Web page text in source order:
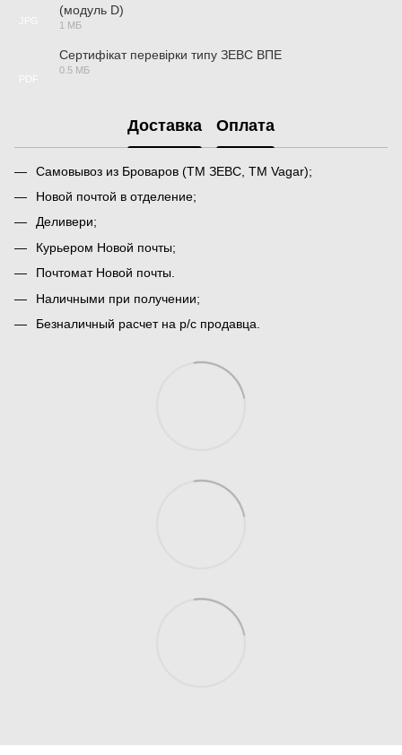
(модуль D)
1 МБ
Сертифікат перевірки типу ЗЕВС ВПЕ
0.5 МБ
Доставка Оплата
Самовывоз из Броваров (ТМ ЗЕВС, ТМ Vagar);
Новой почтой в отделение;
Деливери;
Курьером Новой почты;
Почтомат Новой почты.
Наличными при получении;
Безналичный расчет на р/с продавца.